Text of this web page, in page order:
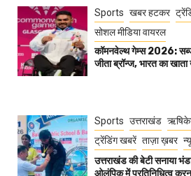
Sports खबर हटकर
सोशल मीडिया वायरल
कॉमनवेल्थ गेम्स 2026:
जीता ब्रॉन्ज, भारत का
Sports उत्तराखंड
ट्रेंडिंग खबरें ताज़ा ख़बर
उत्तराखंड की बेटी सनाया